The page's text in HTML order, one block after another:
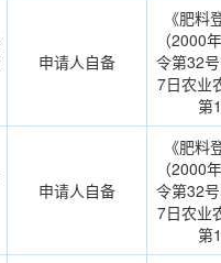
申请人自备
《肥料
（2000
令第32
7日农业
第
申请人自备
《肥料
（2000
令第32
7日农业
第